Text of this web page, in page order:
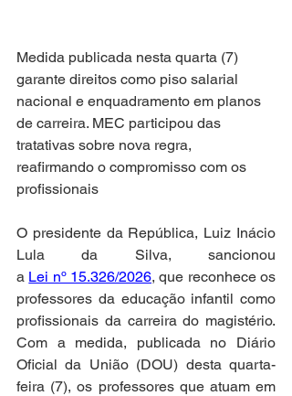
Medida publicada nesta quarta (7)
garante direitos como piso salarial
nacional e enquadramento em planos
de carreira. MEC participou das
tratativas sobre nova regra,
reafirmando o compromisso com os
profissionais
O presidente da República, Luiz Inácio
Lula da Silva, sancionou
a Lei nº 15.326/2026, que reconhece os
professores da educação infantil como
profissionais da carreira do magistério.
Com a medida, publicada no Diário
Oficial da União (DOU) desta quarta-
feira (7), os professores que atuam em